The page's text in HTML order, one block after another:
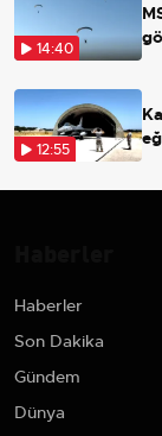
14:40
12:55
Haberler
Son Dakika
Gündem
Dünya